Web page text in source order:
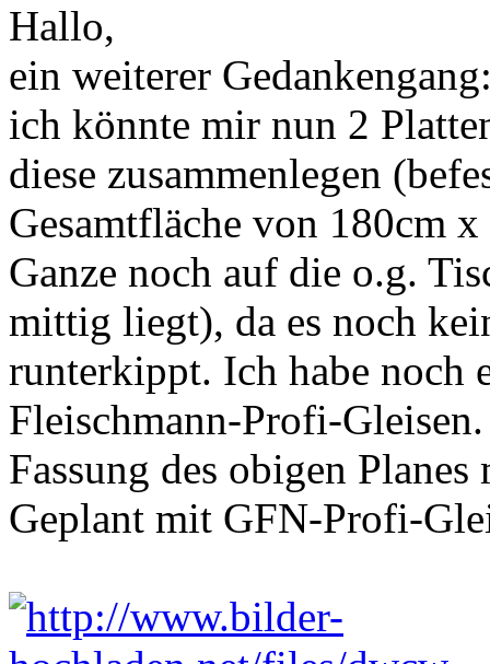
Hallo,
ein weiterer
ich könnte mir nun 2
diese zusammenlegen
Gesamtfläche von 180cm
Ganze noch auf die o.g.
mittig liegt), da es noch
runterkippt. Ich habe noch
Fleischmann-Profi-
Fassung des obigen
Geplant mit GFN-Profi-